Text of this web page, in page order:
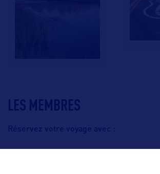
LES MEMBRES
Réservez votre voyage avec :